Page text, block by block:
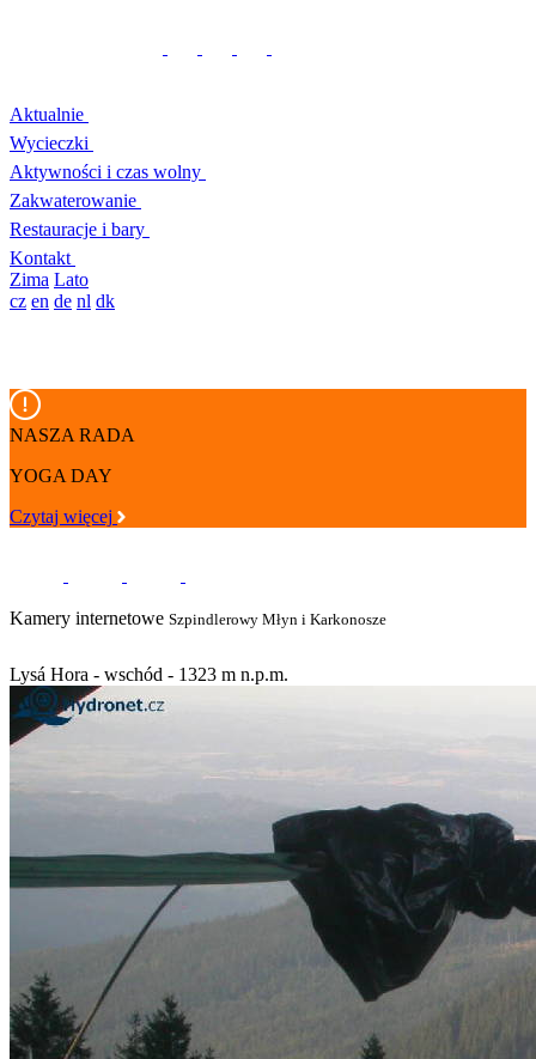
Aktualnie
Wycieczki
Aktywności i czas wolny
Zakwaterowanie
Restauracje i bary
Kontakt
Zima Lato
cz en de nl dk
NASZA RADA
YOGA DAY
Czytaj więcej
Kamery internetowe Szpindlerowy Młyn i Karkonosze
Lysá Hora - wschód - 1323 m n.p.m.